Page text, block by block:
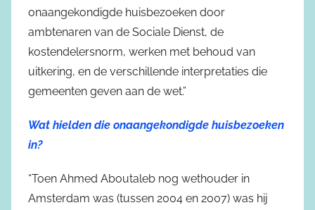
onaangekondigde huisbezoeken door
ambtenaren van de Sociale Dienst, de
kostendelersnorm, werken met behoud van
uitkering, en de verschillende interpretaties die
gemeenten geven aan de wet.”
Wat hielden die onaangekondigde huisbezoeken
in?
“Toen Ahmed Aboutaleb nog wethouder in
Amsterdam was (tussen 2004 en 2007) was hij